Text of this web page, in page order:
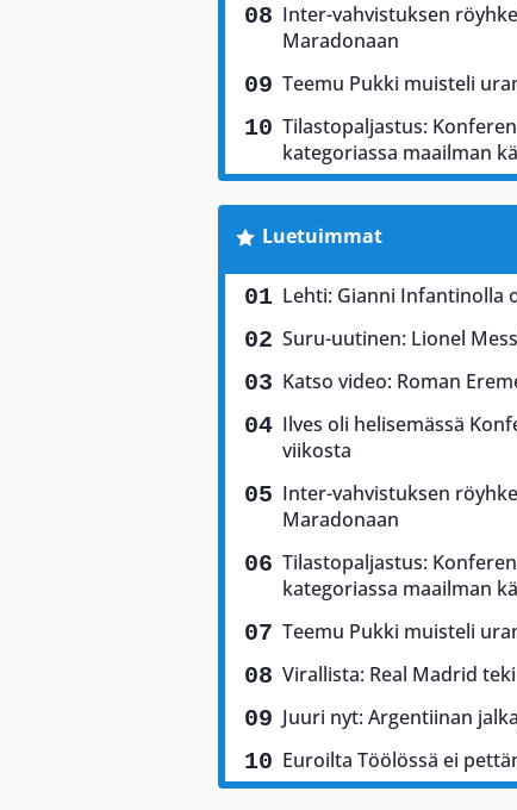
Inter-vahvistuksen
Maradonaan
Teemu Pukki muisteli
Tilastopaljastus:
kategoriassa maailman
Luetuimmat
Lehti: Gianni Infantinolla
Suru-uutinen: Lionel
Katso video: Roman
Ilves oli helisemässä
viikosta
Inter-vahvistuksen
Maradonaan
Tilastopaljastus:
kategoriassa maailman
Teemu Pukki muisteli
Virallista: Real Madrid
Juuri nyt: Argentiinan
Euroilta Töölössä ei